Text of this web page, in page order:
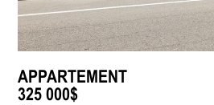
APPARTEMENT
325 000$